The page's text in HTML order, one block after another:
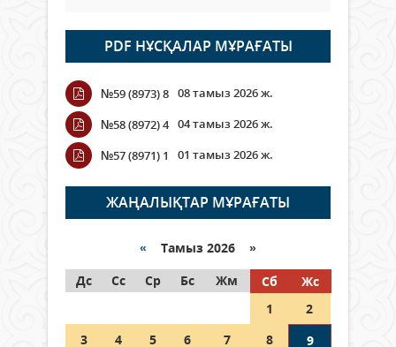
Open Air: Қызылорда облысы
полиция департаменті 20
мыңнан астам көрерменнің
қауіпсіздігін қамтамасыз етті
06 тамыз 2026 ж.
Wi-Fi ҚАБЫРҒА АРҚЫЛЫ ҚАЛАЙ
ӨТЕДІ?
06 тамыз 2026 ж. 277
граждане Казахстана,
05 тамыз 2026 ж. 159
Шетелде жүрген Қазақстан
PDF НҰСҚАЛАР МҰРАҒАТЫ
№59 (8973) 8 08 тамыз 2026 ж.
№58 (8972) 4 04 тамыз 2026 ж.
№57 (8971) 1
01 тамыз 2026 ж.
ЖАҢАЛЫҚТАР МҰРАҒАТЫ
« Тамыз 2026 »
Дс
Сс Ср Бс Жм Сб
Жс
1
2
3
4 5 6 7 8
9